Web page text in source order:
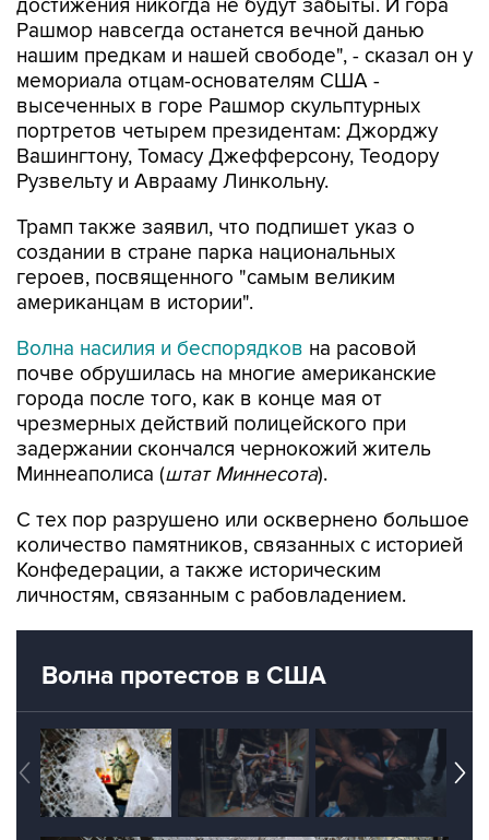
достижения никогда не будут забыты. И гора
Рашмор навсегда останется вечной данью
нашим предкам и нашей свободе", - сказал он у
мемориала отцам-основателям США -
высеченных в горе Рашмор скульптурных
портретов четырем президентам: Джорджу
Вашингтону, Томасу Джефферсону, Теодору
Рузвельту и Аврааму Линкольну.
Трамп также заявил, что подпишет указ о
создании в стране парка национальных
героев, посвященного "самым великим
американцам в истории".
Волна насилия и беспорядков на расовой
почве обрушилась на многие американские
города после того, как в конце мая от
чрезмерных действий полицейского при
задержании скончался чернокожий житель
Миннеаполиса (штат Миннесота).
С тех пор разрушено или осквернено большое
количество памятников, связанных с историей
Конфедерации, а также историческим
личностям, связанным с рабовладением.
Волна протестов в США